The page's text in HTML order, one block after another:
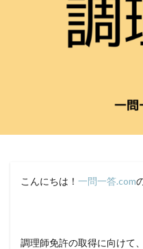
こんにちは！ 一問一答.com
調理師免許の取得に向けて